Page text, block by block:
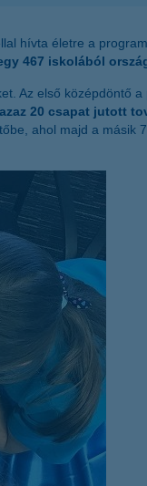
hívta életre a
467 iskolából
Az első középdöntő
20 csapat jutott
ahol majd a másik